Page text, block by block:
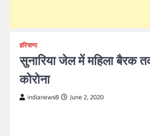
हरियाणा
सुनारिया जेल में महिला बैरक
कोरोना
indianews8 June 2, 2020